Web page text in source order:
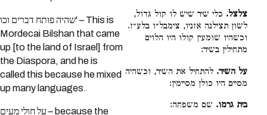
שהיה פותח דברים וכו' – This is
Mordecai Bilshan that came
up [to the land of Israel] from
the Diaspora, and he is
called this because he mixed
up many languages.
על חולי מעים – because the
צלצל. כלי שיר שיש לו קול גדול,
לשון תצילנה אזניו, צימבל״ו בלע״ז.
וכשהיו שומעין קולו היו הלוים
מתחילין בשיר:
על השיר. להתחיל את השיר, וכשהיה
מסיים היו כולן מסיימין:
בית גרמו. שם משפחה: